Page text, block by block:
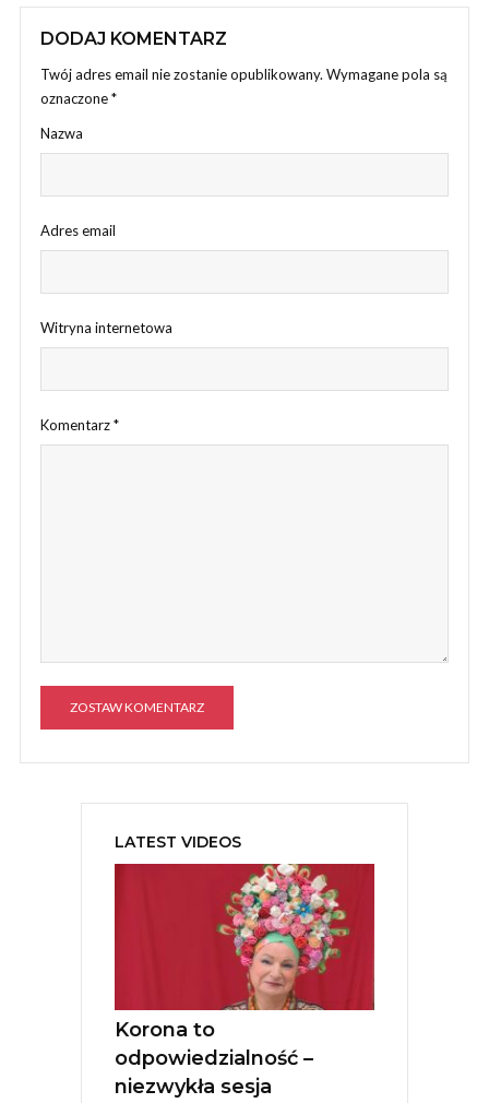
DODAJ KOMENTARZ
Twój adres email nie zostanie opublikowany. Wymagane pola są
oznaczone*
Nazwa
Adres email
Witryna internetowa
Komentarz*
A
LATEST VIDEOS
Korona to
odpowiedzialność –
niezwykła sesja